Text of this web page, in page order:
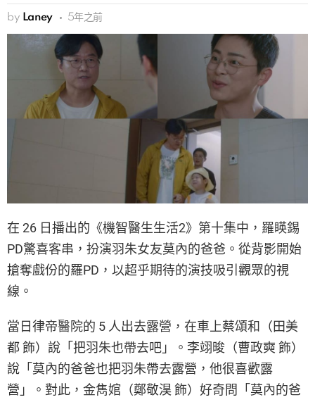
by Laney 5年之前
在 26 日播出的《機智醫生生活2》第十集中，羅䁐錫
PD驚喜客串，扮演羽朱女友莫內的爸爸。從背影開始
搶奪戲份的羅PD，以超乎期待的演技吸引觀眾的視
線。
當日律帝醫院的 5 人出去露營，在車上蔡頌和（田美
都 飾）說「把羽朱也帶去吧」。李翊晙（曹政奭 飾）
說「莫內的爸爸也把羽朱帶去露營，他很喜歡露
營」。對此，金雋婠（鄭敬淏 飾）好奇問「莫內的爸